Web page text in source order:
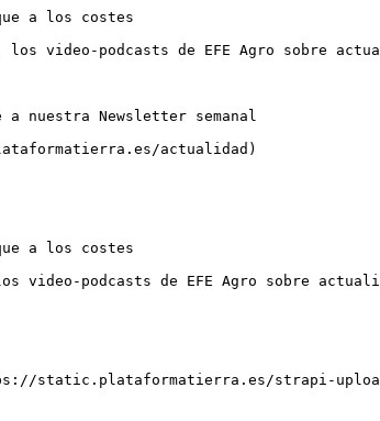
a los costes
video-podcasts de EFE Agro sobre
nuestra Newsletter semanal
actualidad)
a los costes
video-podcasts de EFE Agro sobre
static.plataformatierra.es/strapi-